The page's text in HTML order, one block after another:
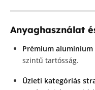
Anyaghasználat
Prémium alumínium
szintű tartósság.
Üzleti kategóriás